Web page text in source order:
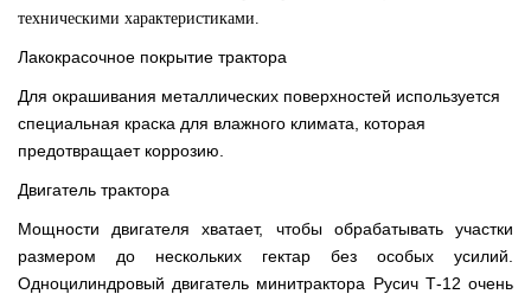
техническими характеристиками.
Лакокрасочное покрытие трактора
Для окрашивания металлических поверхностей используется
специальная краска для влажного климата, которая
предотвращает коррозию.
Двигатель трактора
Мощности двигателя хватает, чтобы обрабатывать участки
размером до нескольких гектар без особых усилий.
Одноцилиндровый двигатель минитрактора Русич Т-12 очень